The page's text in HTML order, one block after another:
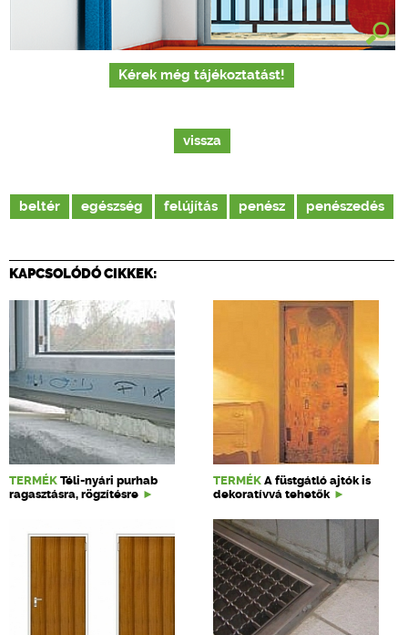
Kérek még tájékoztatást!
vissza
beltér egészség felújítás penész penészedés
KAPCSOLÓDÓ CIKKEK:
TERMÉK Téli-nyári purhab
ragasztásra, rögzítésre
TERMÉK A füstgátló ajtók is
dekoratívvá tehetők